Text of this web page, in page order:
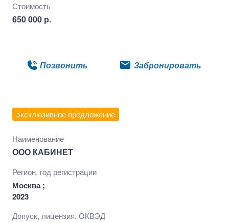
Стоимость
650 000 р.
Позвонить Забронировать
эксклюзивное предложение
Наименование
ООО КАБИНЕТ
Регион, год регистрации
Москва ;
2023
Допуск, лицензия, ОКВЭД